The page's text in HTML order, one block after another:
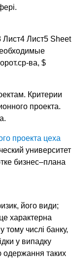
Лист5 Sheet
ва, $
Критерии
проекта.
проекта цеха
университет
бизнес–плана
його види;
характерна
тому числі банку,
у випадку
одержання таких